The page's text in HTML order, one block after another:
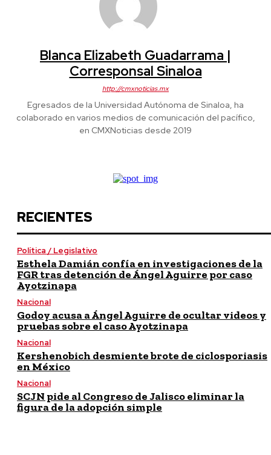
Blanca Elizabeth Guadarrama |
Corresponsal Sinaloa
http://cmxnoticias.mx
Egresados de la Universidad Autónoma de Sinaloa, ha
colaborado en varios medios de comunicación del pacífico,
en CMXNoticias desde 2019
RECIENTES
Política / Legislativo
Esthela Damián confía en investigaciones de la
FGR tras detención de Ángel Aguirre por caso
Ayotzinapa
Nacional
Godoy acusa a Ángel Aguirre de ocultar videos y
pruebas sobre el caso Ayotzinapa
Nacional
Kershenobich desmiente brote de ciclosporiasis
en México
Nacional
SCJN pide al Congreso de Jalisco eliminar la
figura de la adopción simple